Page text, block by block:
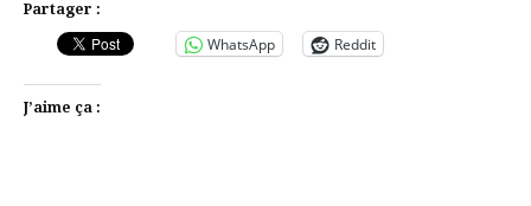
Partager :
WhatsApp Reddit
J’aime ça :